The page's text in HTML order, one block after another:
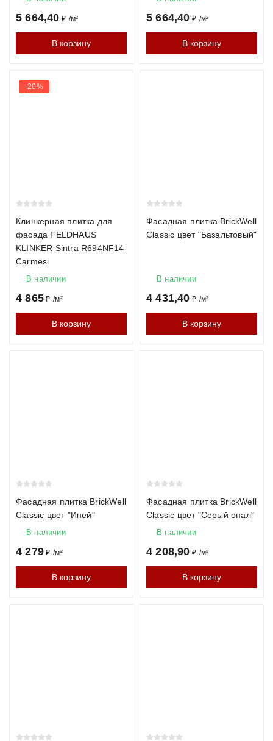
Да, кирпич отлично подходит для интерьерных решений и
акцентных стен.
Почему стоит купить кирпич у нас
минут.
5 664,40 ₽ /м²
В корзину
5 664,40 ₽ /м²
В корзину
-20%
Клинкерная плитка для
фасада FELDHAUS
KLINKER Sintra R694NF14
Carmesi
В наличии
4 865 ₽ /м²
В корзину
Фасадная плитка BrickWell
Classic цвет "Базальтовый"
В наличии
4 431,40 ₽ /м²
В корзину
Фасадная плитка BrickWell
Classic цвет "Иней"
В наличии
4 279 ₽ /м²
В корзину
Фасадная плитка BrickWell
Classic цвет "Серый опал"
В наличии
4 208,90 ₽ /м²
В корзину